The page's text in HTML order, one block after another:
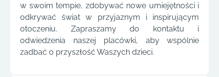
w swoim tempie, zdobywać nowe umiejętności i
odkrywać świat w przyjaznym i inspirującym
otoczeniu. Zapraszamy do kontaktu i
odwiedzenia naszej placówki, aby wspólnie
zadbać o przyszłość Waszych dzieci.